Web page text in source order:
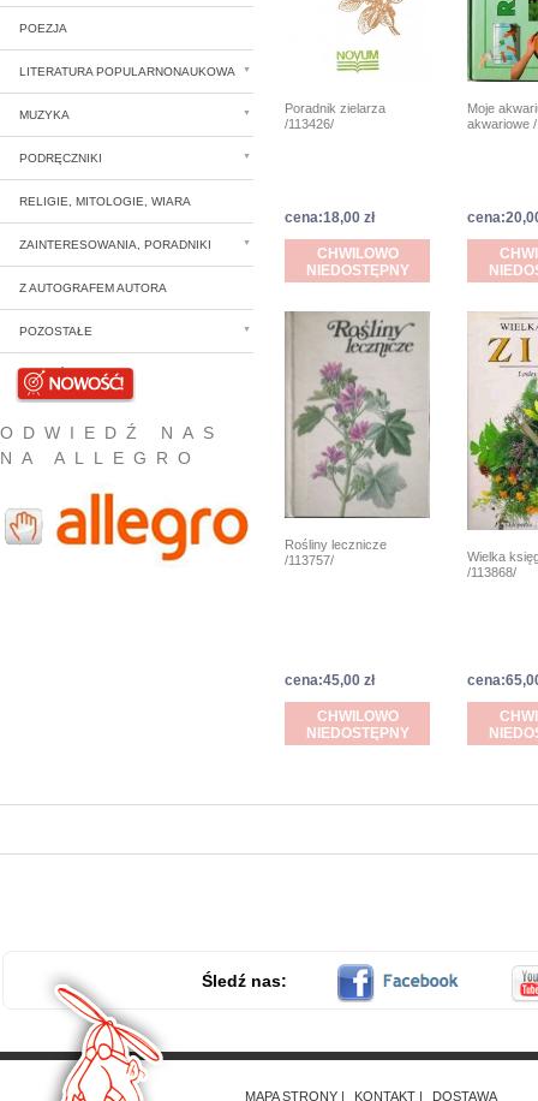
POEZJA
LITERATURA POPULARNONAUKOWA
MUZYKA
PODRĘCZNIKI
RELIGIE, MITOLOGIE, WIARA
ZAINTERESOWANIA, PORADNIKI
Z AUTOGRAFEM AUTORA
POZOSTAŁE
NOWOŚCI
ODWIEDŹ NAS
NA ALLEGRO
Poradnik zielarza
/113426/
cena:18,00 zł
CHWILOWO
NIEDOSTĘPNY
Moje
akwariowe /
Rośliny lecznicze
/113757/
cena:45,00 zł
CHWILOWO
NIEDOSTĘPNY
Wielka
/113868/
Śledź nas:
MAPA STRONY KONTAKT DOSTAWA